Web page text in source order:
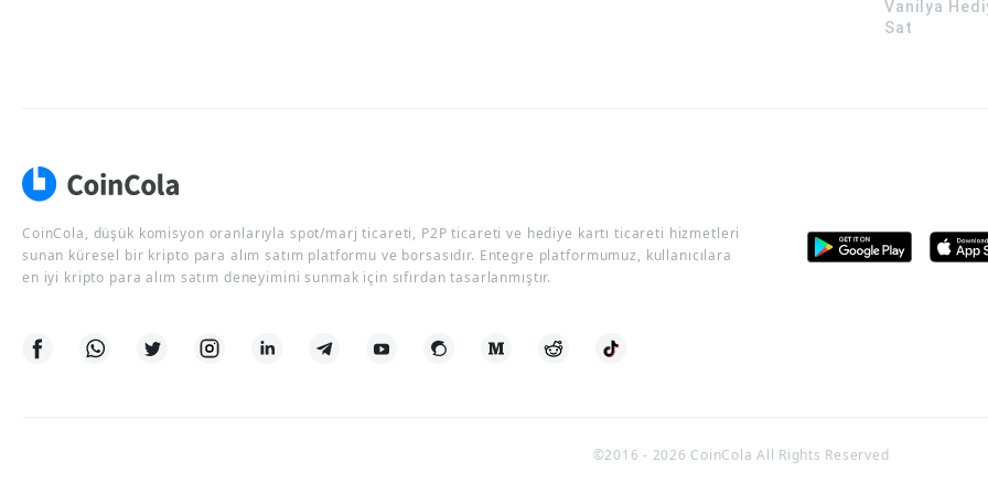
Vanilya
Sat
CoinCola, düşük komisyon oranlarıyla spot/marj ticareti, P2P ticareti ve hediye kartı ticareti hizmetleri
sunan küresel bir kripto para alım satım platformu ve borsasıdır. Entegre platformumuz, kullanıcılara
en iyi kripto para alım satım deneyimini sunmak için sıfırdan tasarlanmıştır.
©2016 - 2026 CoinCola All Rights Reserved